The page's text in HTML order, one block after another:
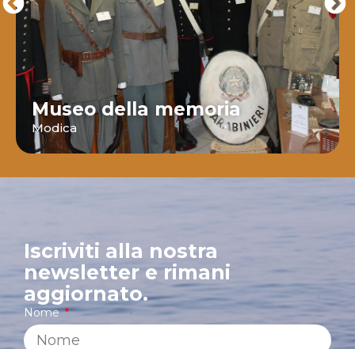
Museo della memoria
Modica
Iscriviti alla nostra
newsletter e rimani
aggiornato.
Nome